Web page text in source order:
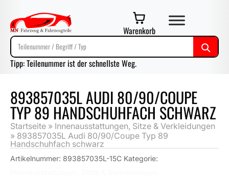
Warenkorb
Tipp: Teilenummer ist der schnellste Weg.
893857035L AUDI 80/90/COUPE
TYP 89 HANDSCHUHFACH SCHWARZ
Startseite » Innenausstattungen, Sitze & Verkleidungen
» 893857035L Audi 80/90/Coupe Typ 89
Handschuhfach schwarz
Artikelnummer: 893857035L-15C Kategorie: